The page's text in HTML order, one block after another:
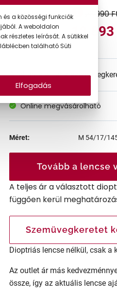
Korábbi ár: 26.990
18.893
A feltűntetett ár a
Online megvásárolható
Méret: M 54/17/
Tovább a lencse
A teljes ár a választott
függően kerül
Szemüvegkeretet
Dioptriás lencse nélkül, csak a
Az outlet ár más
össze, így az aktuális lencse
a közösségi funkciók
A weboldalon
részletes leírását. A sütikkel
található Süti
Elfogadás